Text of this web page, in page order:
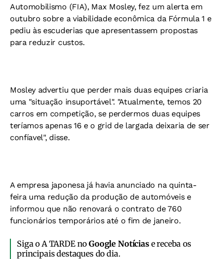
Automobilismo (FIA), Max Mosley, fez um alerta em
outubro sobre a viabilidade econômica da Fórmula 1 e
pediu às escuderias que apresentassem propostas
para reduzir custos.
Mosley advertiu que perder mais duas equipes criaria
uma "situação insuportável". "Atualmente, temos 20
carros em competição, se perdermos duas equipes
teríamos apenas 16 e o grid de largada deixaria de ser
confíavel", disse.
A empresa japonesa já havia anunciado na quinta-
feira uma redução da produção de automóveis e
informou que não renovará o contrato de 760
funcionários temporários até o fim de janeiro.
Siga o A TARDE noGoogle Notíciase receba os
principais destaques do dia.